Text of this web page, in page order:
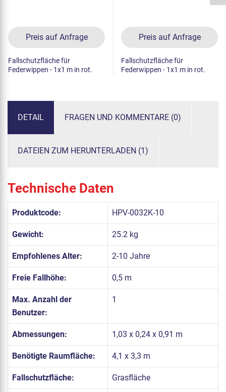
Preis auf Anfrage
Fallschutzfläche für
Federwippen - 1x1 m in rot.
Preis auf Anfrage
Fallschutzfläche für
Federwippen - 1x1 m in rot.
DETAIL FRAGEN UND KOMMENTARE (0)
DATEIEN ZUM HERUNTERLADEN (1)
Technische Daten
Produktcode: HPV-0032K-10
Gewicht: 25.2 kg
Empfohlenes Alter: 2-10 Jahre
Freie Fallhöhe: 0,5 m
Max. Anzahl der
Benutzer:
1
Abmessungen: 1,03 x 0,24 x 0,91 m
Benötigte Raumfläche: 4,1 x 3,3 m
Fallschutzfläche: Grasfläche